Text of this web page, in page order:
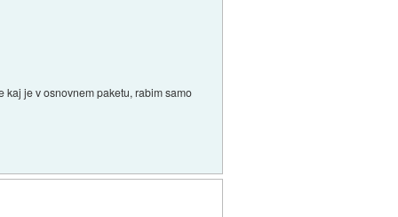
je v osnovnem paketu, rabim samo